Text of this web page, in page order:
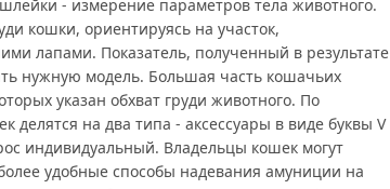
- измерение параметров тела животного.
кошки, ориентируясь на участок,
лапами. Показатель, полученный в результате
нужную модель. Большая часть кошачьих
указан обхват груди животного. По
делятся на два типа - аксессуары в виде буквы V
индивидуальный. Владельцы кошек могут
удобные способы надевания амуниции на